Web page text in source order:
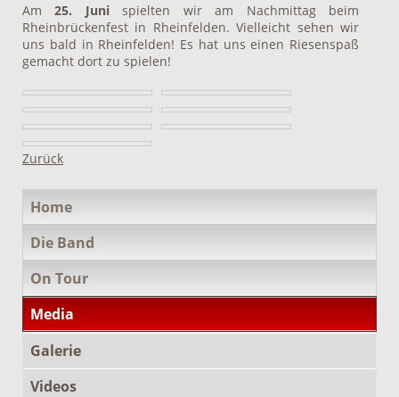
Am25. Junispielten wir am Nachmittag beim
Rheinbrückenfest in Rheinfelden. Vielleicht sehen wir
uns bald in Rheinfelden! Es hat uns einen Riesenspaß
gemacht dort zu spielen!
Zurück
überspringen
Home
Die Band
On Tour
Media
Galerie
Videos